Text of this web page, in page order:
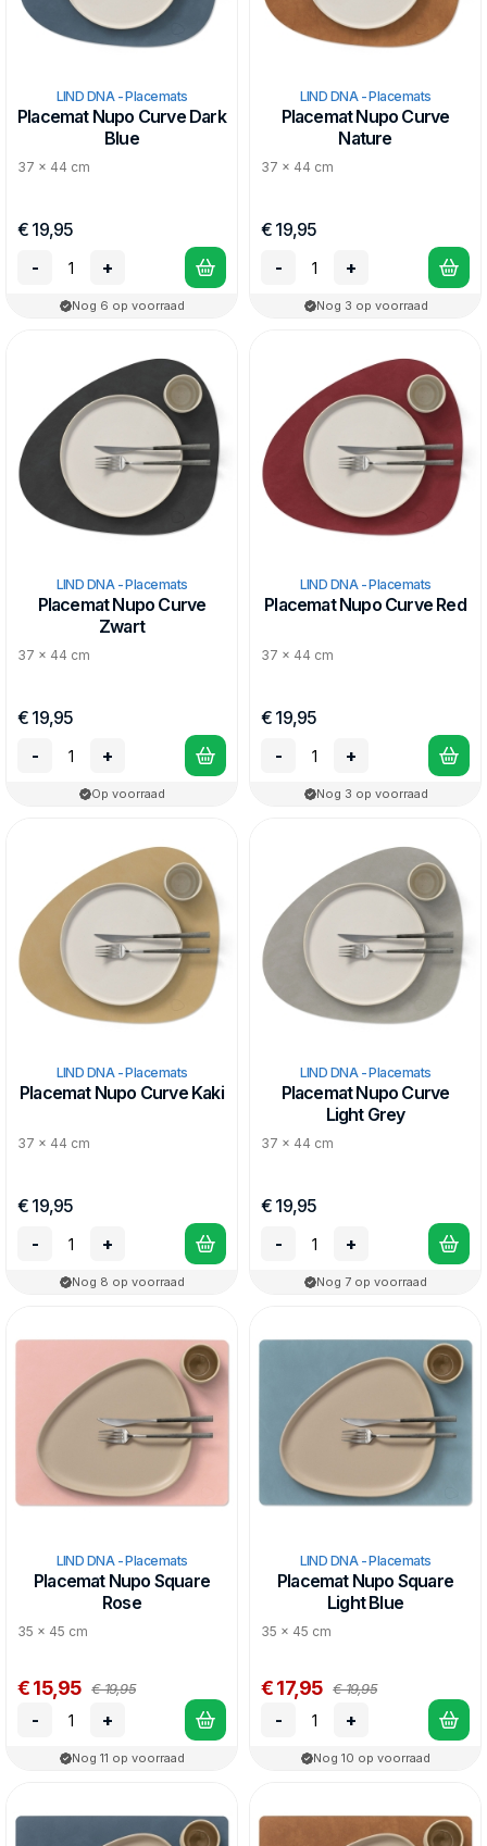
LIND DNA - Placemats
Placemat Nupo Curve Dark
Blue
37 x 44 cm
€ 19,95
-
+
Nog 6 op voorraad
LIND DNA - Placemats
Placemat Nupo Curve
Nature
37 x 44 cm
€ 19,95
-
+
Nog 3 op voorraad
LIND DNA - Placemats
Placemat Nupo Curve
Zwart
37 x 44 cm
€ 19,95
-
+
Op voorraad
LIND DNA - Placemats
Placemat Nupo Curve Red
37 x 44 cm
€ 19,95
-
+
Nog 3 op voorraad
LIND DNA - Placemats
Placemat Nupo Curve Kaki
37 x 44 cm
€ 19,95
-
+
Nog 8 op voorraad
LIND DNA - Placemats
Placemat Nupo Curve
Light Grey
37 x 44 cm
€ 19,95
-
+
Nog 7 op voorraad
LIND DNA - Placemats
Placemat Nupo Square
Rose
35 x 45 cm
€ 15,95 € 19,95
- +
Nog 11 op voorraad
LIND DNA - Placemats
Placemat Nupo Square
Light Blue
35 x 45 cm
€ 17,95 € 19,95
- +
Nog 10 op voorraad